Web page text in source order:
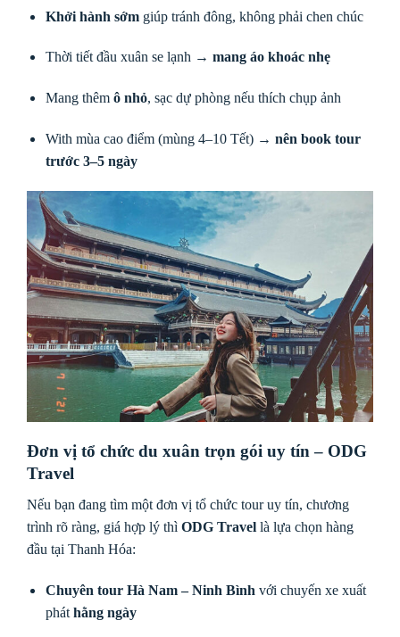
Khởi hành sớmgiúp tránh đông, không phải chen chúc
Thời tiết đầu xuân se lạnh → mang áo khoác nhẹ
Mang thêm ô nhỏ, sạc dự phòng nếu thích chụp ảnh
With mùa cao điểm (mùng 4–10 Tết) → nên book tour
trước 3–5 ngày
Đơn vị tổ chức du xuân trọn gói uy tín – ODG
Travel
Nếu bạn đang tìm một đơn vị tổ chức tour uy tín, chương
trình rõ ràng, giá hợp lý thì ODG Travel là lựa chọn hàng
đầu tại Thanh Hóa:
Chuyên tour Hà Nam – Ninh Bình với chuyến xe xuất
phát hằng ngày